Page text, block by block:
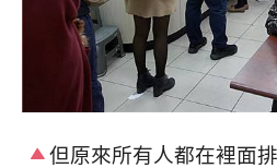
但原來所有人都在裡面